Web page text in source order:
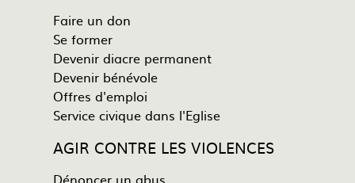
Faire un don
Se former
Devenir diacre permanent
Devenir bénévole
Offres d'emploi
Service civique dans l'Eglise
AGIR CONTRE LES VIOLENCES
Dénoncer un abus